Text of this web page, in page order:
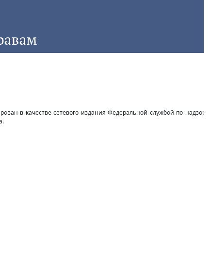
в качестве сетевого издания Федеральной службой по